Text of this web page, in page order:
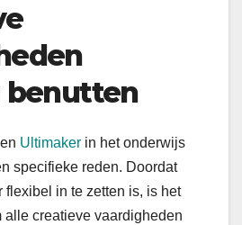
benutten
Ultimaker in het onderwijs
specifieke reden. Doordat
flexibel in te zetten is, is het
alle creatieve vaardigheden